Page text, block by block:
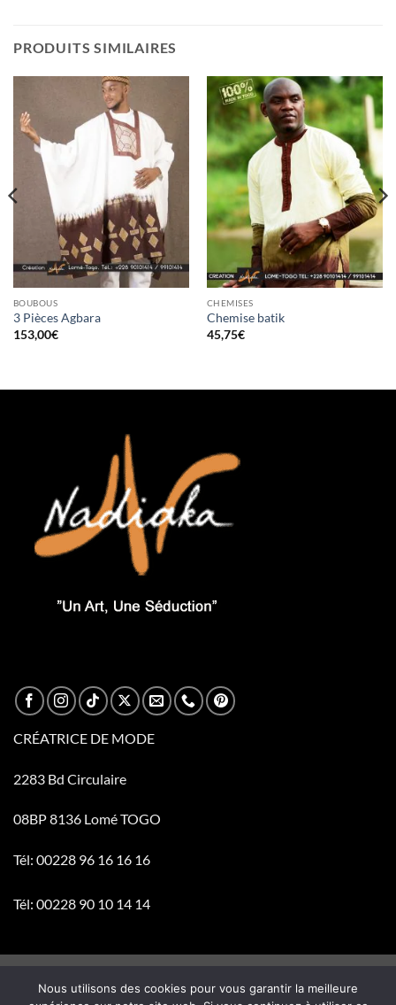
PRODUITS SIMILAIRES
BOUBOUS
3 Pièces Agbara
153,00€
CHEMISES
Chemise batik
45,75€
CRÉATRICE DE MODE
2283 Bd Circulaire
08BP 8136 Lomé TOGO
Tél: 00228 96 16 16 16
Tél: 00228 90 10 14 14
Visa PayPal Stripe MasterCardCash
Nous utilisons des cookies pour vous garantir la meilleure